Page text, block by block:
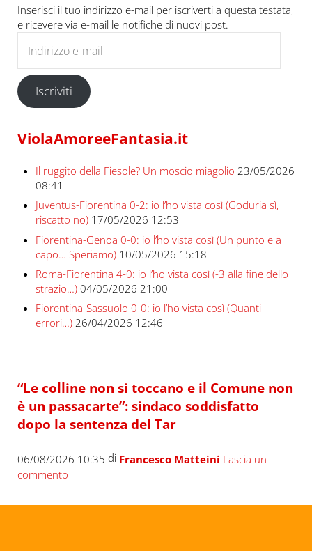
Inserisci il tuo indirizzo e-mail per iscriverti a questa testata,
e ricevere via e-mail le notifiche di nuovi post.
Iscriviti
ViolaAmoreeFantasia.it
Il ruggito della Fiesole? Un moscio miagolio 23/05/2026
08:41
Juventus-Fiorentina 0-2: io l’ho vista così (Goduria sì,
riscatto no) 17/05/2026 12:53
Fiorentina-Genoa 0-0: io l’ho vista così (Un punto e a
capo… Speriamo) 10/05/2026 15:18
Roma-Fiorentina 4-0: io l’ho vista così (-3 alla fine dello
strazio…) 04/05/2026 21:00
Fiorentina-Sassuolo 0-0: io l’ho vista così (Quanti
errori…) 26/04/2026 12:46
“Le colline non si toccano e il Comune non
è un passacarte”: sindaco soddisfatto
dopo la sentenza del Tar
06/08/2026 10:35 di Francesco Matteini Lascia un
commento